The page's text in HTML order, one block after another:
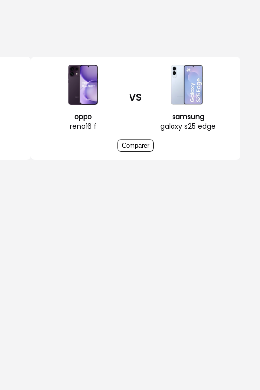
oppo
reno16 f
VS
samsung
galaxy s25 edge
Comparer